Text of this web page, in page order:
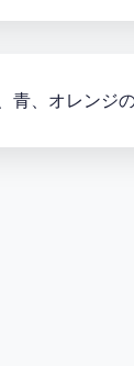
、オレンジの